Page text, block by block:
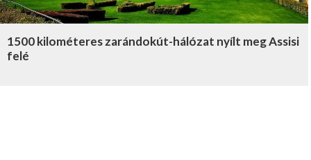
1500 kilométeres zarándokút-hálózat nyílt meg Assisi
felé